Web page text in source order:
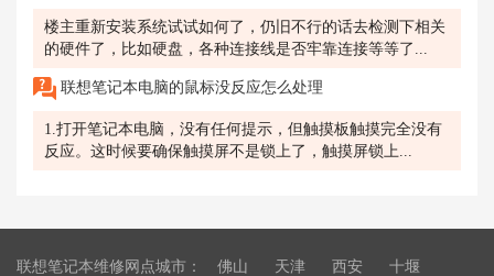
楼主重新安装系统试试如何了，仍旧不行的话去检测下相关
的硬件了，比如硬盘，各种连接线是否牢靠连接等等了...
联想笔记本电脑的鼠标没反应怎么处理
1.打开笔记本电脑，没有任何提示，但触摸板触摸完全没有
反应。这时候要确保触摸屏不是锁上了，触摸屏锁上...
联想笔记本维修网点城市： 佛山 天津 西安 十堰